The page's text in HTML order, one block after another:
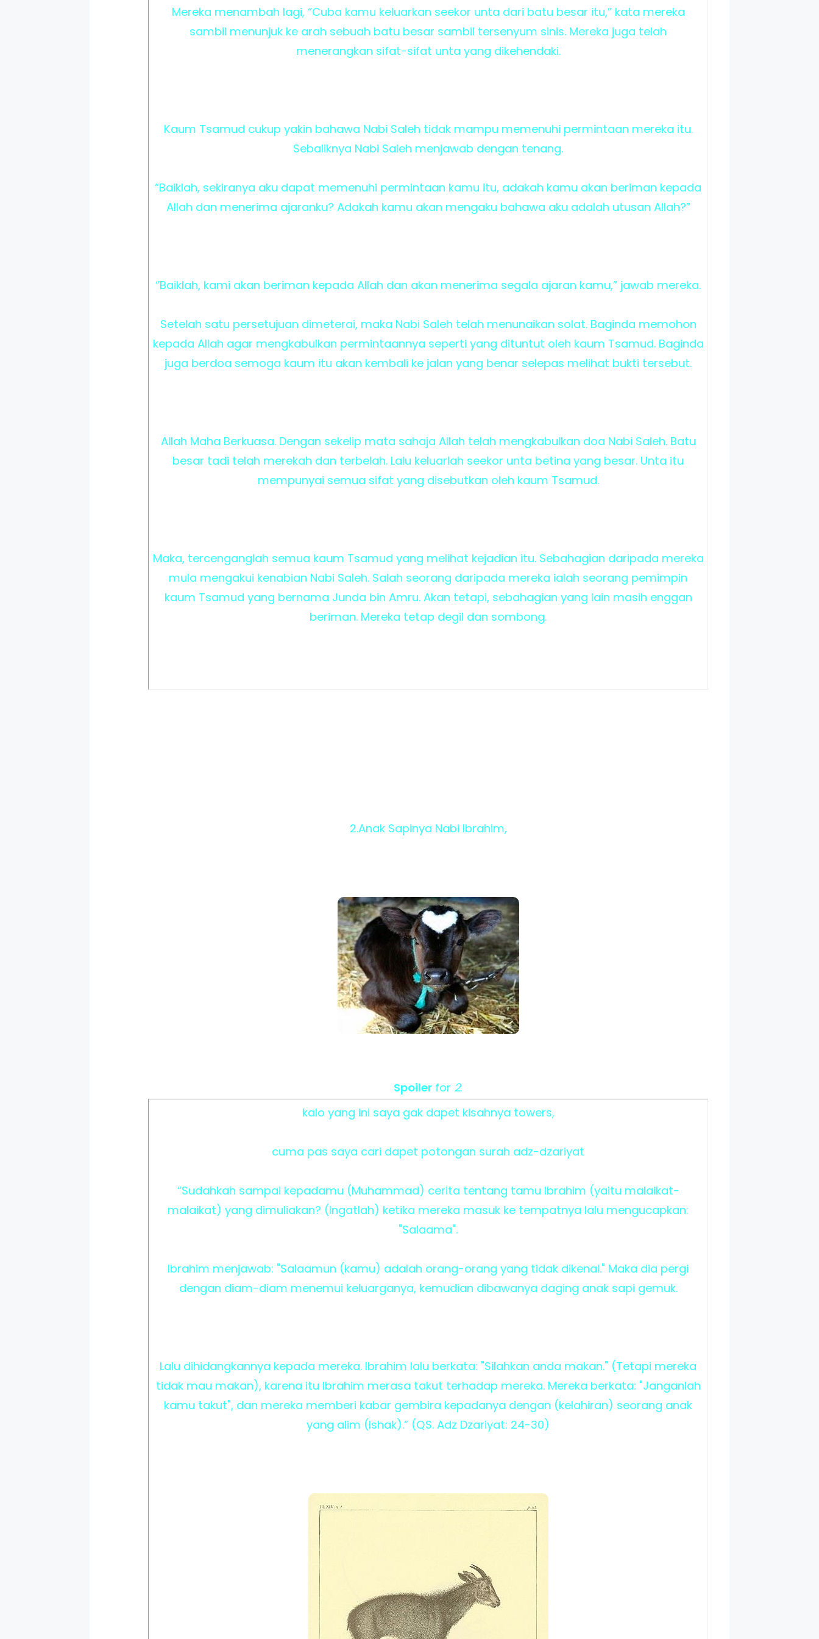
Mereka menambah lagi, “Cuba kamu keluarkan seekor unta dari batu besar itu,” kata mereka
sambil menunjuk ke arah sebuah batu besar sambil tersenyum sinis. Mereka juga telah
menerangkan sifat-sifat unta yang dikehendaki.
Kaum Tsamud cukup yakin bahawa Nabi Saleh tidak mampu memenuhi permintaan mereka itu.
Sebaliknya Nabi Saleh menjawab dengan tenang.
“Baiklah, sekiranya aku dapat memenuhi permintaan kamu itu, adakah kamu akan beriman kepada
Allah dan menerima ajaranku? Adakah kamu akan mengaku bahawa aku adalah utusan Allah?”
“Baiklah, kami akan beriman kepada Allah dan akan menerima segala ajaran kamu,” jawab mereka.
Setelah satu persetujuan dimeterai, maka Nabi Saleh telah menunaikan solat. Baginda memohon
kepada Allah agar mengkabulkan permintaannya seperti yang dituntut oleh kaum Tsamud. Baginda
juga berdoa semoga kaum itu akan kembali ke jalan yang benar selepas melihat bukti tersebut.
Allah Maha Berkuasa. Dengan sekelip mata sahaja Allah telah mengkabulkan doa Nabi Saleh. Batu
besar tadi telah merekah dan terbelah. Lalu keluarlah seekor unta betina yang besar. Unta itu
mempunyai semua sifat yang disebutkan oleh kaum Tsamud.
Maka, tercenganglah semua kaum Tsamud yang melihat kejadian itu. Sebahagian daripada mereka
mula mengakui kenabian Nabi Saleh. Salah seorang daripada mereka ialah seorang pemimpin
kaum Tsamud yang bernama Junda bin Amru. Akan tetapi, sebahagian yang lain masih enggan
beriman. Mereka tetap degil dan sombong.
2.Anak Sapinya Nabi Ibrahim,
Spoiler for 2:
kalo yang ini saya gak dapet kisahnya towers,
cuma pas saya cari dapet potongan surah adz-dzariyat
“Sudahkah sampai kepadamu (Muhammad) cerita tentang tamu Ibrahim (yaitu malaikat-
malaikat) yang dimuliakan? (Ingatlah) ketika mereka masuk ke tempatnya lalu mengucapkan:
"Salaama".
Ibrahim menjawab: "Salaamun (kamu) adalah orang-orang yang tidak dikenal." Maka dia pergi
dengan diam-diam menemui keluarganya, kemudian dibawanya daging anak sapi gemuk.
Lalu dihidangkannya kepada mereka. Ibrahim lalu berkata: "Silahkan anda makan." (Tetapi mereka
tidak mau makan), karena itu Ibrahim merasa takut terhadap mereka. Mereka berkata: "Janganlah
kamu takut", dan mereka memberi kabar gembira kepadanya dengan (kelahiran) seorang anak
yang alim (Ishak).” (QS. Adz Dzariyat: 24-30)